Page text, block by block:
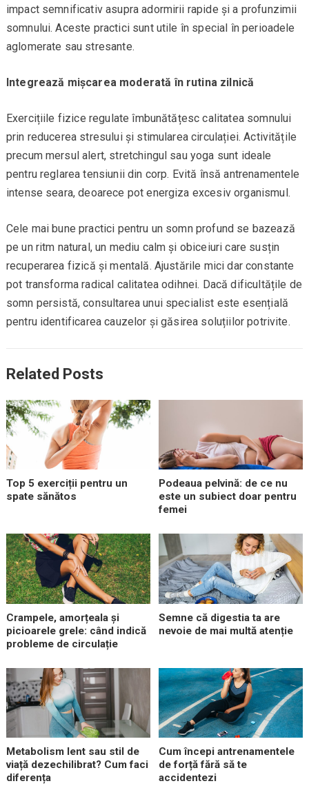
impact semnificativ asupra adormirii rapide și a profunzimii
somnului. Aceste practici sunt utile în special în perioadele
aglomerate sau stresante.
Integrează mișcarea moderată în rutina zilnică
Exercițiile fizice regulate îmbunătățesc calitatea somnului
prin reducerea stresului și stimularea circulației. Activitățile
precum mersul alert, stretchingul sau yoga sunt ideale
pentru reglarea tensiunii din corp. Evită însă antrenamentele
intense seara, deoarece pot energiza excesiv organismul.
Cele mai bune practici pentru un somn profund se bazează
pe un ritm natural, un mediu calm și obiceiuri care susțin
recuperarea fizică și mentală. Ajustările mici dar constante
pot transforma radical calitatea odihnei. Dacă dificultățile de
somn persistă, consultarea unui specialist este esențială
pentru identificarea cauzelor și găsirea soluțiilor potrivite.
Related Posts
Top 5 exerciții pentru un
spate sănătos
Podeaua pelvină: de ce nu
este un subiect doar pentru
femei
Crampele, amorțeala și
picioarele grele: când indică
probleme de circulație
Semne că digestia ta are
nevoie de mai multă atenție
Metabolism lent sau stil de
viață dezechilibrat? Cum faci
diferența
Cum începi antrenamentele
de forță fără să te
accidentezi